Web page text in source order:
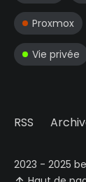
Proxmox
Vie privée
RSS
2023 - 2025